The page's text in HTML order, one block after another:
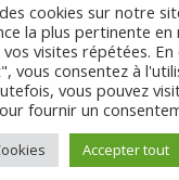
de Kentaro Hirase,
/ Japon / 2021 /
a hair salon on the
prison. As part of their
the hairs of regular
job training. This
cookies sur notre
la plus pertinente en
visites répétées.
vous consentez à
vous pouvez
fournir un
Accepter tout